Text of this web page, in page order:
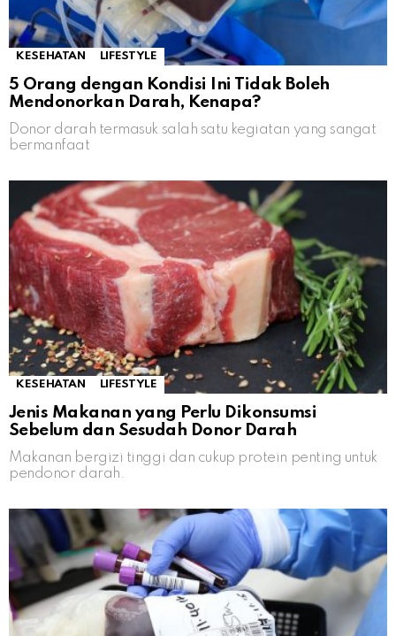
KESEHATAN LIFESTYLE
5 Orang dengan Kondisi Ini Tidak Boleh
Mendonorkan Darah, Kenapa?
Donor darah termasuk salah satu kegiatan yang sangat
bermanfaat
KESEHATAN LIFESTYLE
Jenis Makanan yang Perlu Dikonsumsi
Sebelum dan Sesudah Donor Darah
Makanan bergizi tinggi dan cukup protein penting untuk
pendonor darah.